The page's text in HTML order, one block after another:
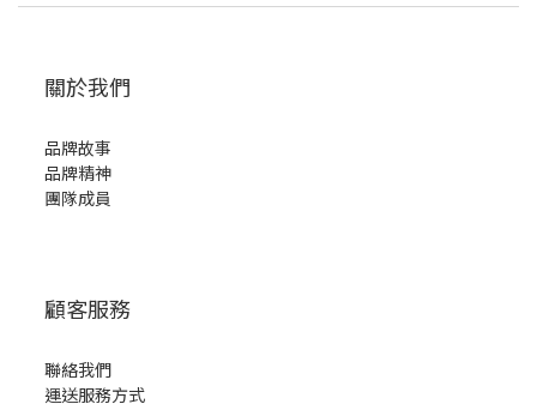
關於我們
品牌故事
品牌精神
團隊成員
顧客服務
聯絡我們
運送服務方式